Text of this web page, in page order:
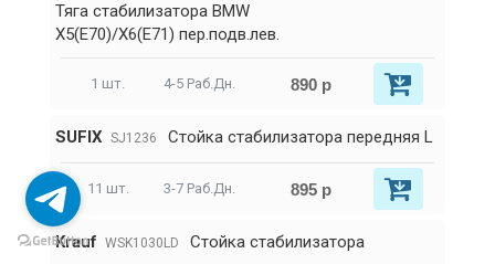
Тяга стабилизатора BMW
X5(E70)/X6(E71) пер.подв.лев.
1 шт. 4-5 Раб.Дн. 890 р
SUFIX SJ1236 Стойка стабилизатора передняя L
11 шт. 3-7 Раб.Дн. 895 р
Krauf WSK1030LD Стойка стабилизатора